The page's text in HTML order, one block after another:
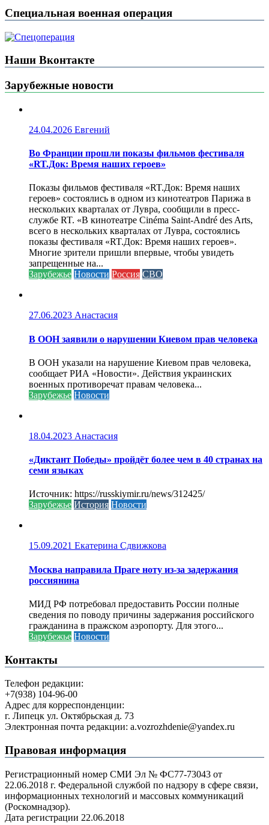
Специальная военная операция
Наши Вконтакте
Зарубежные новости
24.04.2026 Евгений
Во Франции прошли показы фильмов фестиваля
«RT.Док: Время наших героев»
Показы фильмов фестиваля «RT.Док: Время наших
героев» состоялись в одном из кинотеатров Парижа в
нескольких кварталах от Лувра, сообщили в пресс-
службе RT. «В кинотеатре Cinéma Saint-André des Arts,
всего в нескольких кварталах от Лувра, состоялись
показы фестиваля «RT.Док: Время наших героев».
Многие зрители пришли впервые, чтобы увидеть
запрещенные на...
Зарубежье Новости Россия СВО
27.06.2023 Анастасия
В ООН заявили о нарушении Киевом прав человека
В ООН указали на нарушение Киевом прав человека,
сообщает РИА «Новости». Действия украинских
военных противоречат правам человека...
Зарубежье Новости
18.04.2023 Анастасия
«Диктант Победы» пройдёт более чем в 40 странах на
семи языках
Источник: https://russkiymir.ru/news/312425/
Зарубежье История Новости
15.09.2021 Екатерина Сдвижкова
Москва направила Праге ноту из-за задержания
россиянина
МИД РФ потребовал предоставить России полные
сведения по поводу причины задержания российского
гражданина в пражском аэропорту. Для этого...
Зарубежье Новости
Контакты
Телефон редакции:
+7(938) 104-96-00
Адрес для корреспонденции:
г. Липецк ул. Октябрьская д. 73
Электронная почта редакции: a.vozrozhdenie@yandex.ru
Правовая информация
Регистрационный номер СМИ Эл № ФС77-73043 от
22.06.2018 г. Федеральной службой по надзору в сфере связи,
информационных технологий и массовых коммуникаций
(Роскомнадзор).
Дата регистрации 22.06.2018